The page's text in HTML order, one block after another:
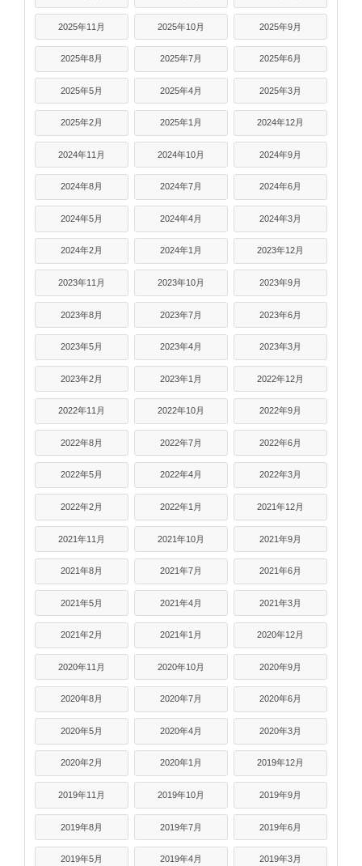
2025年11月 2025年10月 2025年9月
2025年8月 2025年7月 2025年6月
2025年5月 2025年4月 2025年3月
2025年2月 2025年1月 2024年12月
2024年11月 2024年10月 2024年9月
2024年8月 2024年7月 2024年6月
2024年5月 2024年4月 2024年3月
2024年2月 2024年1月 2023年12月
2023年11月 2023年10月 2023年9月
2023年8月 2023年7月 2023年6月
2023年5月 2023年4月 2023年3月
2023年2月 2023年1月 2022年12月
2022年11月 2022年10月 2022年9月
2022年8月 2022年7月 2022年6月
2022年5月 2022年4月 2022年3月
2022年2月 2022年1月 2021年12月
2021年11月 2021年10月 2021年9月
2021年8月 2021年7月 2021年6月
2021年5月 2021年4月 2021年3月
2021年2月 2021年1月 2020年12月
2020年11月 2020年10月 2020年9月
2020年8月 2020年7月 2020年6月
2020年5月 2020年4月 2020年3月
2020年2月 2020年1月 2019年12月
2019年11月 2019年10月 2019年9月
2019年8月 2019年7月 2019年6月
2019年5月 2019年4月 2019年3月